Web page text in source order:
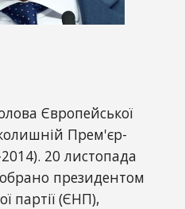
Європейської
Прем'єр-
20 листопада
президентом
партії (ЄНП),